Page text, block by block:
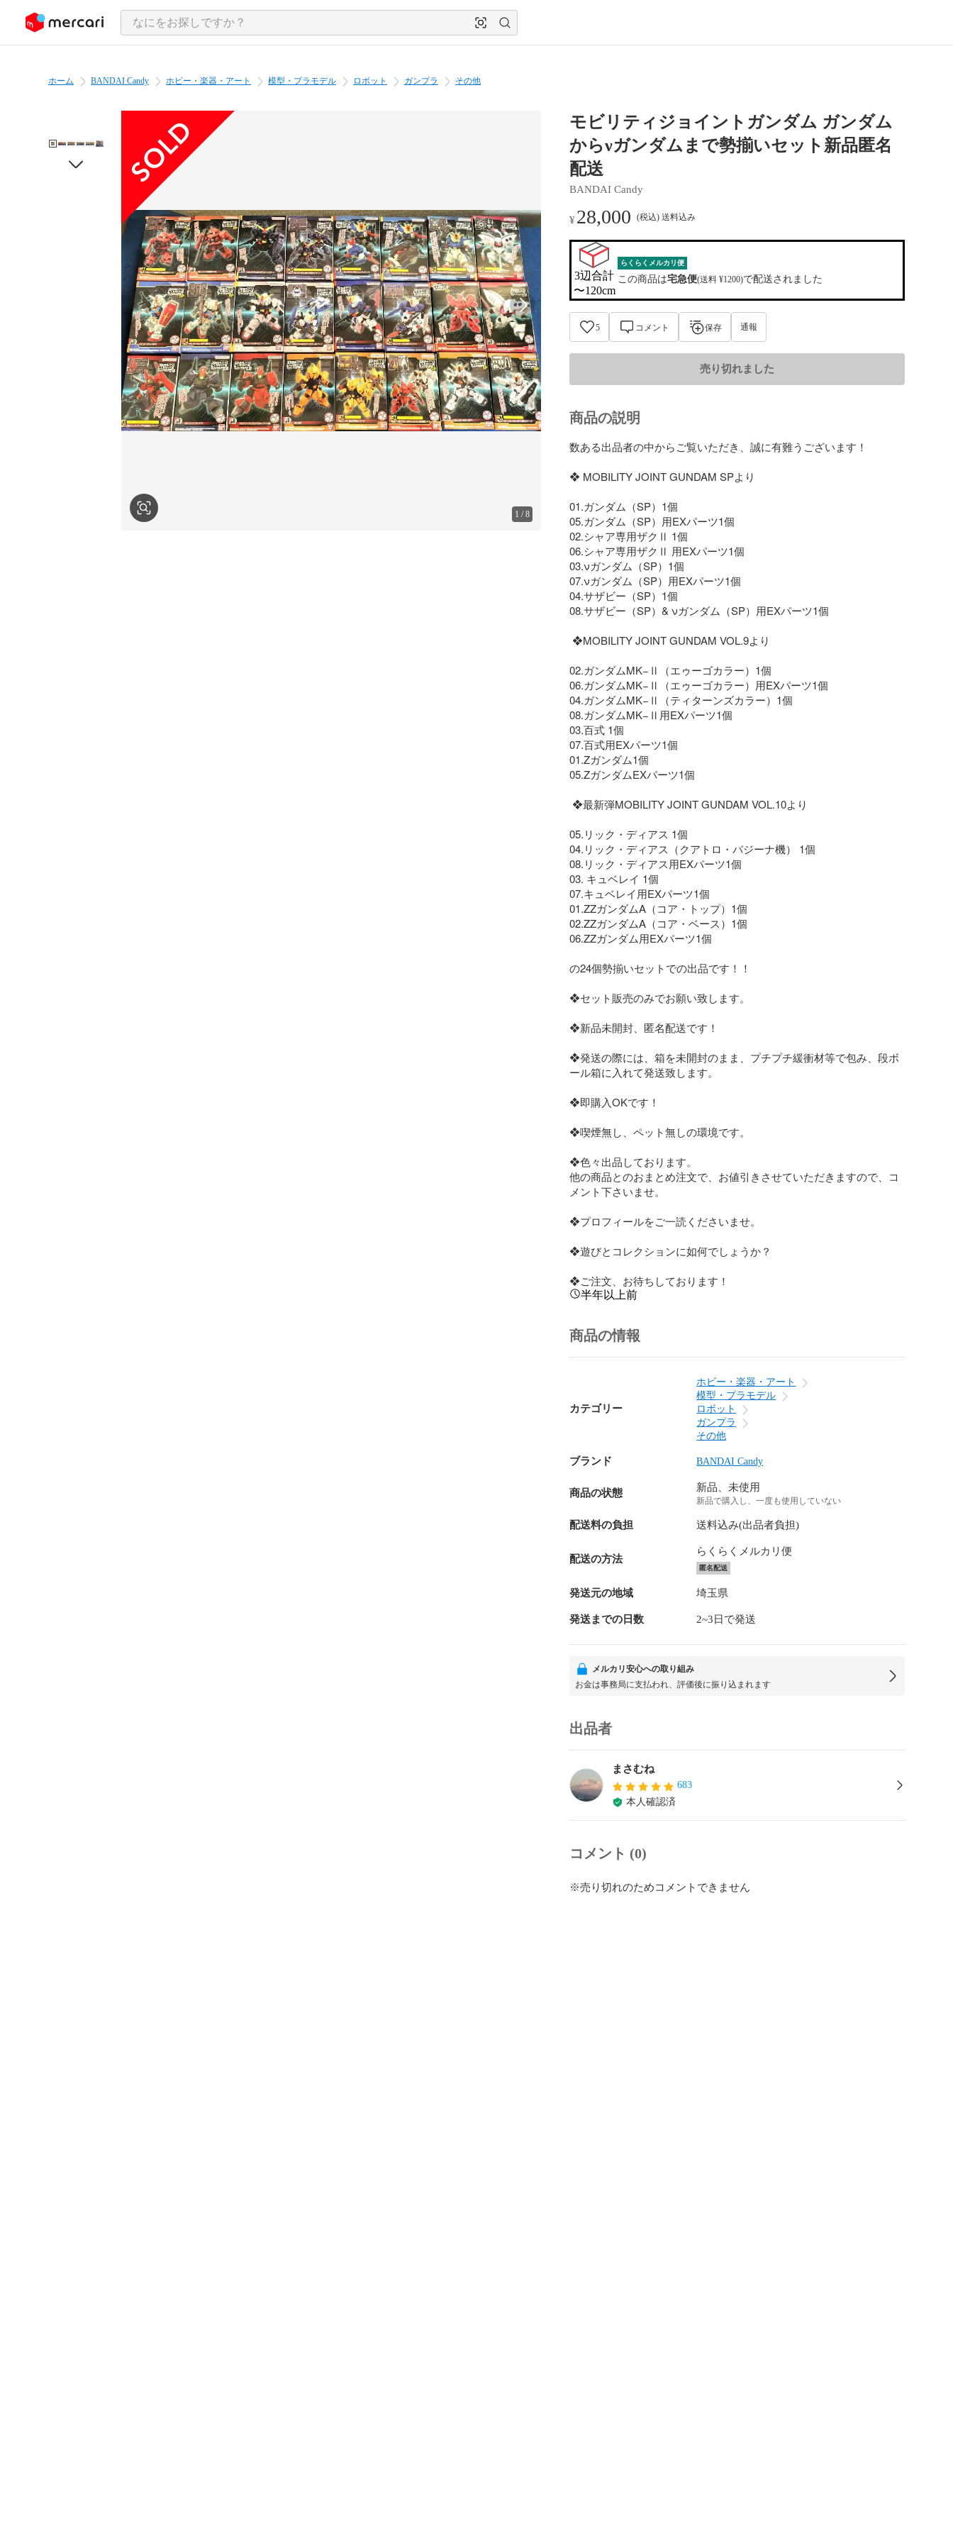
ツにスキップ
ホーム BANDAI Candy ホビー・楽器・アート 模型・プラモデル ロボット ガンプラ その他
1 /8
モビリティジョイントガンダム ガンダム
からνガンダムまで勢揃いセット新品匿名
配送
BANDAI Candy
¥ 28,000 (税込) 送料込み
3辺合計
〜120cm
らくらくメルカリ便
この商品は宅急便(送料 ¥1200)で配送されました
5 コメント 保存 通報
売り切れました
商品の説明
数ある出品者の中からご覧いただき、誠に有難うございます！
❖ MOBILITY JOINT GUNDAM SPより
01.ガンダム（SP）1個
05.ガンダム（SP）用EXパーツ1個
02.シャア専用ザクⅡ 1個
06.シャア専用ザクⅡ 用EXパーツ1個
03.νガンダム（SP）1個
07.νガンダム（SP）用EXパーツ1個
04.サザビー（SP）1個
08.サザビー（SP）& νガンダム（SP）用EXパーツ1個
02.ガンダムMK−Ⅱ（エゥーゴカラー）1個
06.ガンダムMK−Ⅱ（エゥーゴカラー）用EXパーツ1個
04.ガンダムMK−Ⅱ（ティターンズカラー）1個
08.ガンダムMK−Ⅱ用EXパーツ1個
03.百式 1個
07.百式用EXパーツ1個
01.Zガンダム1個
05.ZガンダムEXパーツ1個
05.リック・ディアス 1個
04.リック・ディアス（クアトロ・バジーナ機） 1個
08.リック・ディアス用EXパーツ1個
03. キュベレイ 1個
07.キュベレイ用EXパーツ1個
01.ZZガンダムA（コア・トップ）1個
02.ZZガンダムA（コア・ベース）1個
06.ZZガンダム用EXパーツ1個
の24個勢揃いセットでの出品です！！
❖セット販売のみでお願い致します。
❖新品未開封、匿名配送です！
❖発送の際には、箱を未開封のまま、プチプチ緩衝材等で包み、段ボ
ール箱に入れて発送致します。
❖即購入OKです！
❖喫煙無し、ペット無しの環境です。
❖色々出品しております。
他の商品とのおまとめ注文で、お値引きさせていただきますので、コ
メント下さいませ。
❖プロフィールをご一読くださいませ。
❖遊びとコレクションに如何でしょうか？
❖ご注文、お待ちしております！
半年以上前
商品の情報
カテゴリー
ホビー・楽器・アート
模型・プラモデル
ロボット
ガンプラ
その他
ブランド BANDAI Candy
商品の状態 新品、未使用
新品で購入し、一度も使用していない
配送料の負担 送料込み(出品者負担)
配送の方法
らくらくメルカリ便
匿名配送
発送元の地域 埼玉県
発送までの日数 2~3日で発送
メルカリ安心への取り組み
お金は事務局に支払われ、評価後に振り込まれます
出品者
まさむね
683
本人確認済
コメント (0)
※売り切れのためコメントできません